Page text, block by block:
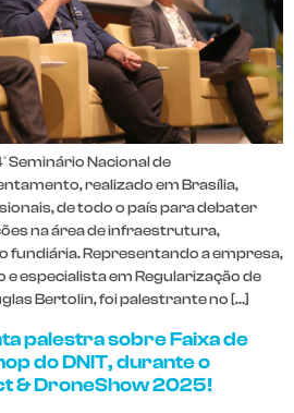
Seminário Nacional de
realizado em Brasília,
de todo o país para debater
na área de infraestrutura,
fundiária. Representando a empresa,
especialista em Regularização de
Bertolin, foi palestrante no […]
palestra sobre Faixa de
do DNIT, durante o
& DroneShow 2025!